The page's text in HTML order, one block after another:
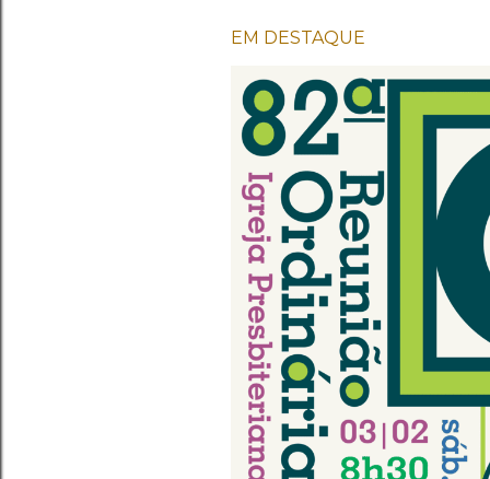
a
g
e
EM DESTAQUE